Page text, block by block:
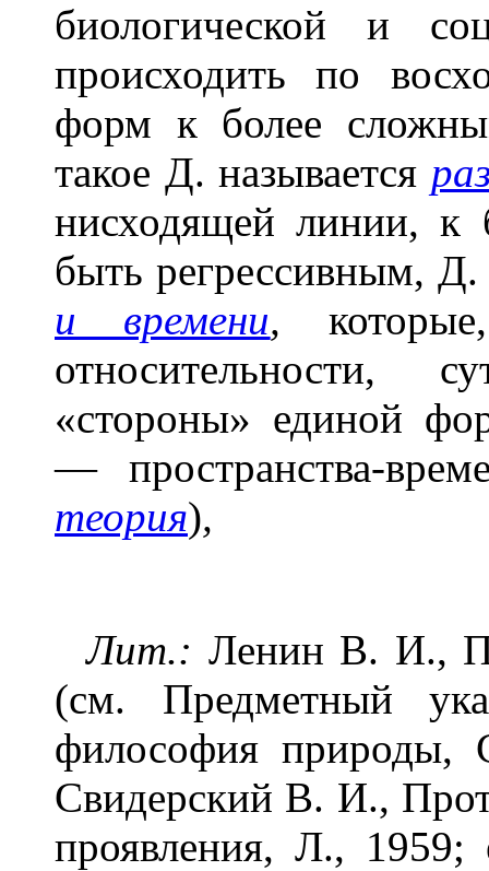
биологической и
происходить по
форм к более
такое Д. называется
нисходящей линии, к
быть регрессивным,
и времени,
относительности,
«стороны» единой
— пространства-
теория),
Лит.: Ленин В. И.,
(см. Предметный
философия
Свидерский В. И.,
проявления, Л.,